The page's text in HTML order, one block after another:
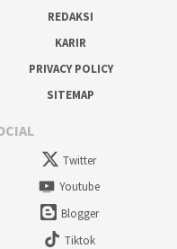
REDAKSI
KARIR
PRIVACY POLICY
SITEMAP
Twitter
Youtube
Blogger
Tiktok